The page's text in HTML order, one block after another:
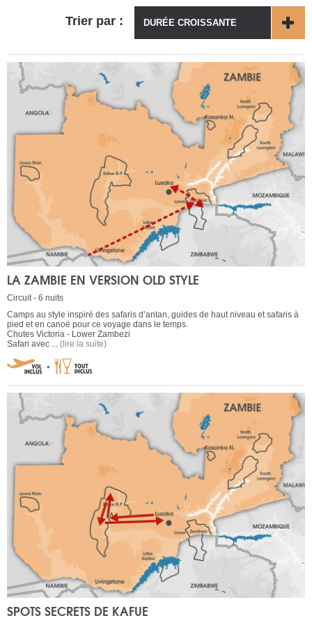
Trier par : DURÉE CROISSANTE
LA ZAMBIE EN VERSION OLD STYLE
Circuit - 6 nuits
Camps au style inspiré des safaris d’antan, guides de haut niveau et safaris à
pied et en canoë pour ce voyage dans le temps.
Chutes Victoria - Lower Zambezi
Safari avec ... (lire la suite)
SPOTS SECRETS DE KAFUE